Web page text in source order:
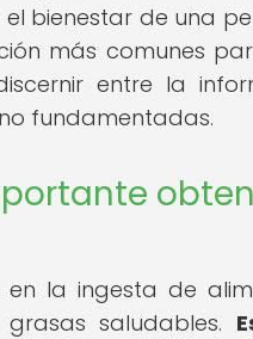
bienestar de una
más comunes
entre la
fundamentadas.
la ingesta de
saludables.